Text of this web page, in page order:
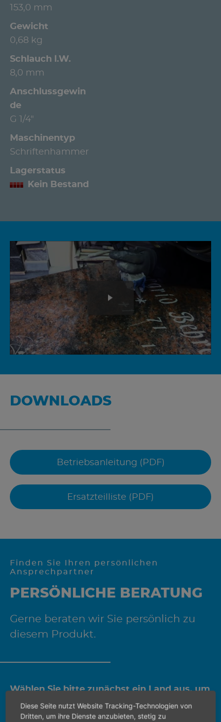
153,0 mm
Gewicht
0,68 kg
Schlauch l.W.
8,0 mm
Anschlussgewin
de
G 1/4"
Maschinentyp
Schriftenhammer
Lagerstatus
Kein Bestand
DOWNLOADS
Betriebsanleitung (PDF)
Ersatzteilliste (PDF)
Finden Sie Ihren persönlichen
Ansprechpartner
PERSÖNLICHE BERATUNG
Gerne beraten wir Sie persönlich zu
diesem Produkt.
Wählen Sie bitte zunächst ein Land aus, um
den richtigen Ansprechpartner zu finden.
Diese Seite nutzt Website Tracking-Technologien von
Dritten, um ihre Dienste anzubieten, stetig zu